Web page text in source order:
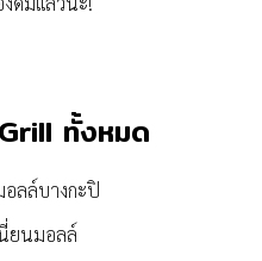
ทั้งหมด
อลล์บางกะปิ
ยนมอลล์